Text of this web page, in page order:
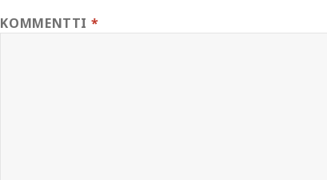
KOMMENTTI *